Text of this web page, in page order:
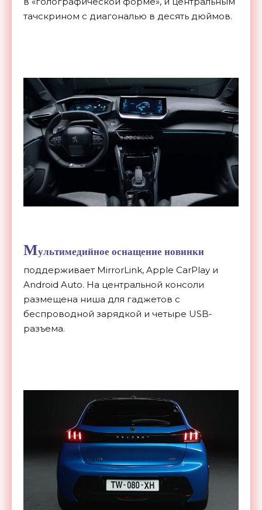
тачскрином с диагональю в десять дюймов.
Мультимедийное оснащение новинки
поддерживает MirrorLink, Apple CarPlay и
Android Auto. На центральной консоли
размещена ниша для гаджетов с
беспроводной зарядкой и четыре USB-
разъема.